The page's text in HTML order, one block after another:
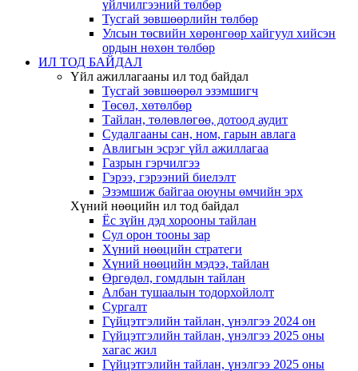
үйлчилгээний төлбөр
Тусгай зөвшөөрлийн төлбөр
Улсын төсвийн хөрөнгөөр хайгуул хийсэн
ордын нөхөн төлбөр
ИЛ ТОД БАЙДАЛ
Үйл ажиллагааны ил тод байдал
Тусгай зөвшөөрөл эзэмшигч
Төсөл, хөтөлбөр
Тайлан, төлөвлөгөө, дотоод аудит
Судалгааны сан, ном, гарын авлага
Авлигын эсрэг үйл ажиллагаа
Газрын гэрчилгээ
Гэрээ, гэрээний биелэлт
Эзэмшиж байгаа оюуны өмчийн эрх
Хүний нөөцийн ил тод байдал
Ёс зүйн дэд хорооны тайлан
Сул орон тооны зар
Хүний нөөцийн стратеги
Хүний нөөцийн мэдээ, тайлан
Өргөдөл, гомдлын тайлан
Албан тушаалын тодорхойлолт
Сургалт
Гүйцэтгэлийн тайлан, үнэлгээ 2024 он
Гүйцэтгэлийн тайлан, үнэлгээ 2025 оны
хагас жил
Гүйцэтгэлийн тайлан, үнэлгээ 2025 оны